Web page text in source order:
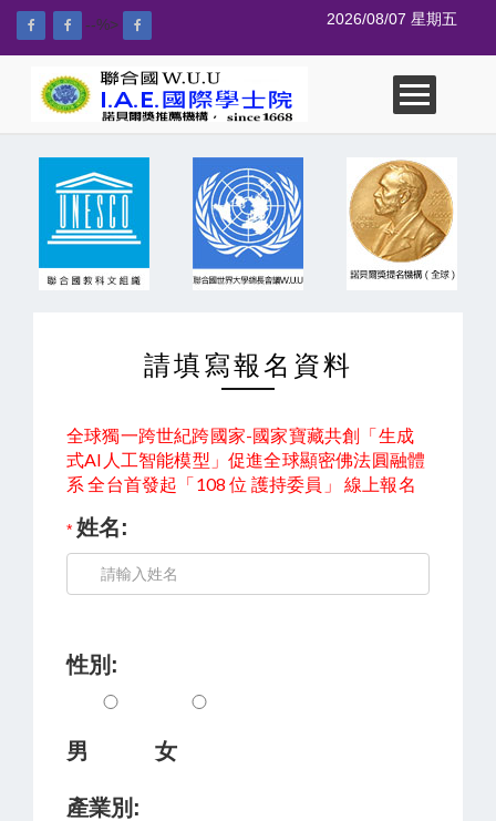
--%> 2026/08/07 星期五
請填寫報名資料
全球獨一跨世紀跨國家-國家寶藏共創「生成
式AI人工智能模型」促進全球顯密佛法圓融體
系 全台首發起「108 位 護持委員」 線上報名
姓名:
性別:
男 女
產業別: